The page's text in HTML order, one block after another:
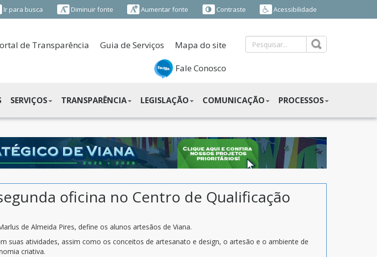
Ir para busca Diminuir fonte Aumentar fonte Contraste Acessibilidade
de Transparência Guia de Serviços Mapa do site
Fale Conosco
SERVIÇOS TRANSPARÊNCIA LEGISLAÇÃO COMUNICAÇÃO PROCESSOS
oficina no Centro de Qualificação
de Almeida Pires, define os alunos artesãos de Viana.
atividades, assim como os conceitos de artesanato e design, o artesão e o ambiente de
criativa.